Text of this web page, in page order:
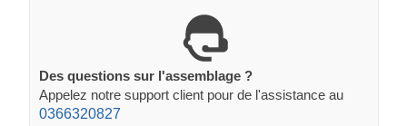
Des questions sur l'assemblage ?
Appelez notre support client pour de l'assistance au
0366320827